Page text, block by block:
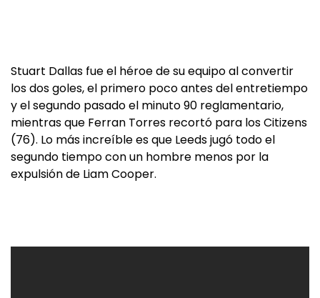
Stuart Dallas fue el héroe de su equipo al convertir
los dos goles, el primero poco antes del entretiempo
y el segundo pasado el minuto 90 reglamentario,
mientras que Ferran Torres recortó para los Citizens
(76). Lo más increíble es que Leeds jugó todo el
segundo tiempo con un hombre menos por la
expulsión de Liam Cooper.